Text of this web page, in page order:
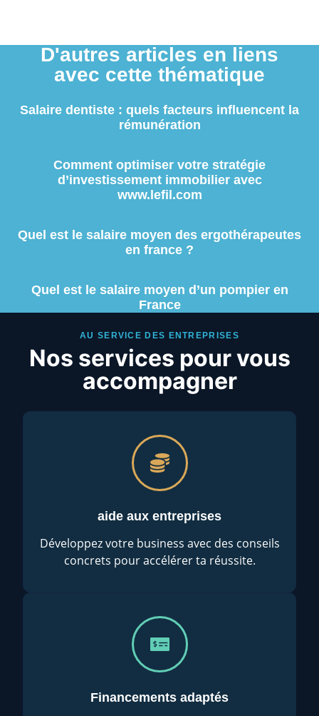
D'autres articles en liens
avec cette thématique
Salaire dentiste : quels facteurs influencent la
rémunération
Comment optimiser votre stratégie
d’investissement immobilier avec
www.lefil.com
Quel est le salaire moyen des ergothérapeutes
en france ?
Quel est le salaire moyen d’un pompier en
France
AU SERVICE DES ENTREPRISES
Nos services pour vous
accompagner
aide aux entreprises
Développez votre business avec des conseils
concrets pour accélérer ta réussite.
Financements adaptés